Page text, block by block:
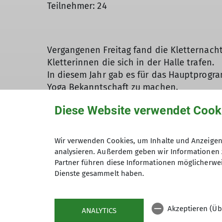
Teilnehmer: 24
Vergangenen Freitag fand die
Kletterinnen die sich in der Halle trafen.
In diesem Jahr gab es für das
Yoga Bekanntschaft zu machen.
Klettertraining. Beim Fitwerden in Yoga
den Teilnehmern einfühlsam, aber
anfänglichem Misstrauen stellten die
die Trainerin mit großem Applaus
musste.
Dieser wurde sehr unterschiedlich
sich bei Spielen, Musik oder in
Diese Website verwendet
Wir verwenden Cookies, um Inhalte und
analysieren. Außerdem geben wir
Partner führen diese Informationen
Dienste gesammelt haben.
ANALYTICS Akzeptieren